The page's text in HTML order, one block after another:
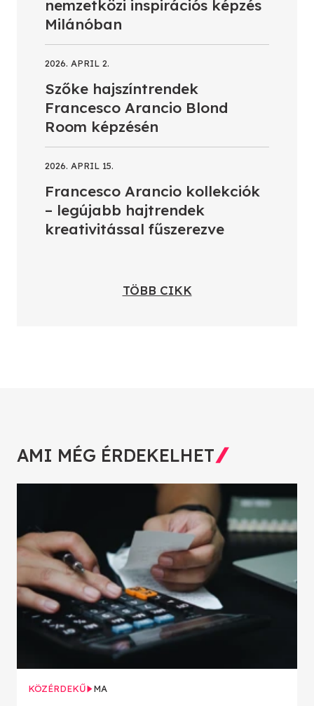
nemzetközi inspirációs képzés
Milánóban
2026. APRIL 2.
Szőke hajszíntrendek
Francesco Arancio Blond
Room képzésén
2026. APRIL 15.
Francesco Arancio kollekciók
– legújabb hajtrendek
kreativitással fűszerezve
TÖBB CIKK
AMI MÉG ÉRDEKELHET
KÖZÉRDEKŰ MA